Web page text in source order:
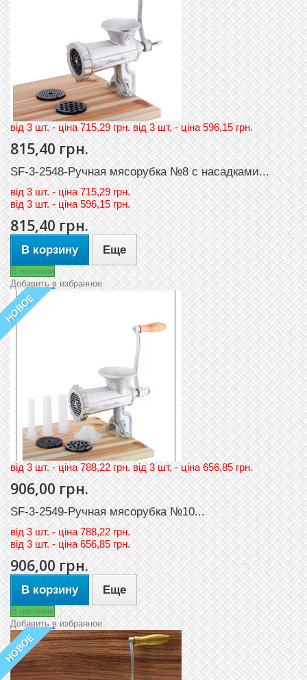
вiд 3 шт. - цiна 715,29 грн. вiд 3 шт. - цiна 596,15 грн.
815,40 грн.
SF-3-2548-Ручная мясорубка №8 с насадками...
вiд3 шт. - цiна 715,29 грн.
вiд3 шт. - цiна 596,15 грн.
815,40 грн.
В корзину Еще
В наличии
Добавить в избранное
вiд 3 шт. - цiна 788,22 грн. вiд 3 шт. - цiна 656,85 грн.
906,00 грн.
НОВОЕ
SF-3-2549-Ручная мясорубка №10...
вiд3 шт. - цiна 788,22 грн.
вiд3 шт. - цiна 656,85 грн.
906,00 грн.
В корзину Еще
В наличии
Добавить в избранное
НОВОЕ